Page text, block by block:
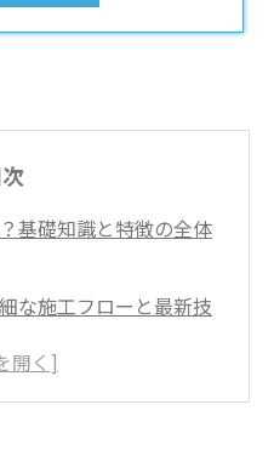
基礎知識と特徴の全体
な施工フローと最新技
構造とコスト最適化の